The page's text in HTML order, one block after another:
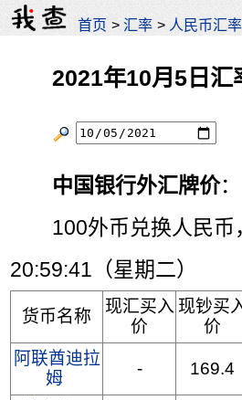
首页 >汇率 > 人民币汇率
2021年10月5日汇
中国银行外汇牌价：
100外币兑换人民币
20:59:41（星期二）
货币名称
现汇买入
价
现钞买
价
阿联酋迪拉
姆
- 169.4